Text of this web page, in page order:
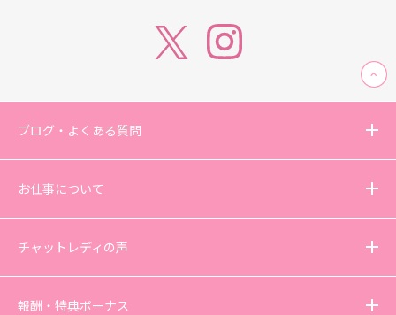
ブログ・よくある質問
お仕事について
チャットレディの声
報酬・特典ボーナス